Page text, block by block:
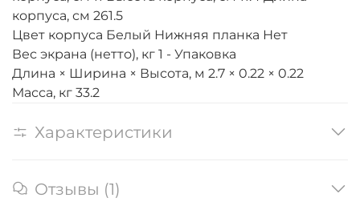
корпуса, см 261.5
Цвет корпуса Белый Нижняя планка Нет
Вес экрана (нетто), кг 1 - Упаковка
Длина × Ширина × Высота, м 2.7 × 0.22 × 0.22
Масса, кг 33.2
Характеристики
Отзывы (1)